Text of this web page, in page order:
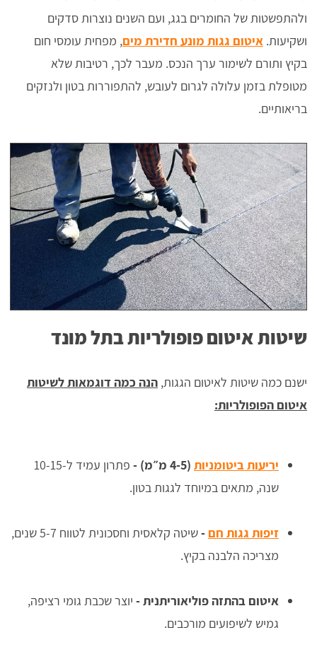
ולהתפשטות של החומרים בגג, ועם השנים נוצרות סדקים
ושקיעות. איטום גגות מונע חדירת מים, מפחית עומסי חום
בקיץ ותורם לשימור ערך הנכס. מעבר לכך, רטיבות שלא
מטופלת בזמן עלולה לגרום לעובש, להתפוררות בטון ולנזקים
בריאותיים.
שיטות איטום פופולריות בתל מונד
ישנם כמה שיטות לאיטום הגגות, הנה כמה דוגמאות לשיטות
איטום הפופולריות:
יריעות ביטומניות (4-5 מ״מ) -
פתרון עמיד ל-10-15
שנה, מתאים במיוחד לגגות בטון.
זיפות גגות חם -
שיטה קלאסית וחסכונית לטווח 5-7 שנים,
מצריכה הלבנה בקיץ.
איטום בהתזה פוליאוריתנית- יוצר שכבת גומי רציפה,
גמיש לשיפועים מורכבים.